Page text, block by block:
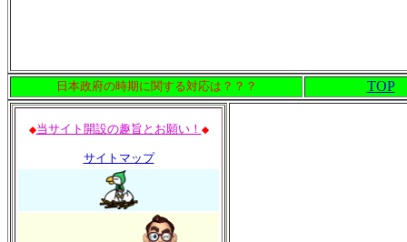
日本政府の時期に関する対応は？？？ TOP
◆当サイト開設の趣旨とお願い！ ◆
サイトマップ